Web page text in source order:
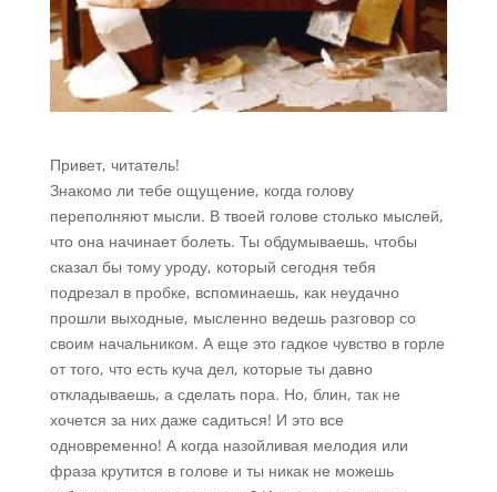
Привет, читатель!
Знакомо ли тебе ощущение, когда голову
переполняют мысли. В твоей голове столько мыслей,
что она начинает болеть. Ты обдумываешь, чтобы
сказал бы тому уроду, который сегодня тебя
подрезал в пробке, вспоминаешь, как неудачно
прошли выходные, мысленно ведешь разговор со
своим начальником. А еще это гадкое чувство в горле
от того, что есть куча дел, которые ты давно
откладываешь, а сделать пора. Но, блин, так не
хочется за них даже садиться! И это все
одновременно! А когда назойливая мелодия или
фраза крутится в голове и ты никак не можешь